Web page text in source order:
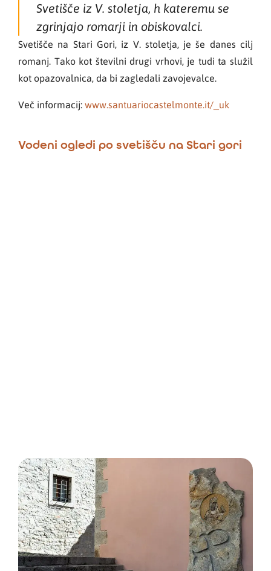
Svetišče iz V. stoletja, h kateremu se
zgrinjajo romarji in obiskovalci.
Svetišče na Stari Gori, iz V. stoletja, je še danes cilj
romanj. Tako kot številni drugi vrhovi, je tudi ta služil
kot opazovalnica, da bi zagledali zavojevalce.
Več informacij:www.santuariocastelmonte.it/_uk
Vodeni ogledi po svetišču na Stari gori